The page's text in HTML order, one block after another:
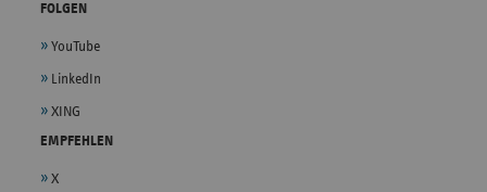
FOLGEN
YouTube
LinkedIn
XING
EMPFEHLEN
X